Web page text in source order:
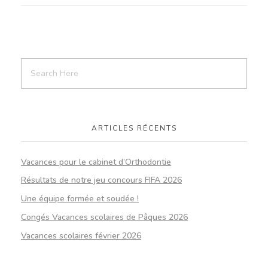
ARTICLES RÉCENTS
Vacances pour le cabinet d’Orthodontie
Résultats de notre jeu concours FIFA 2026
Une équipe formée et soudée !
Congés Vacances scolaires de Pâques 2026
Vacances scolaires février 2026